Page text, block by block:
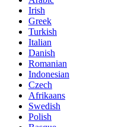
Irish
Greek
Turkish
Italian
Danish
Romanian
Indonesian
Czech
Afrikaans
Swedish
Polish